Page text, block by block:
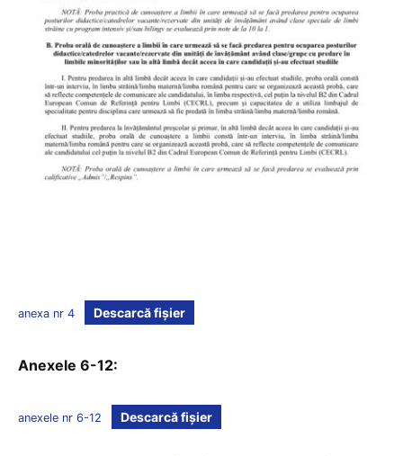
anexa nr 4 Descarcă fișier
Anexele 6-12:
anexele nr 6-12 Descarcă fișier